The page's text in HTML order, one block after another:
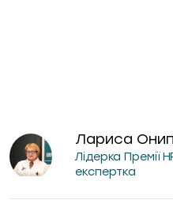
Лариса
Лідерка Премії
експертка